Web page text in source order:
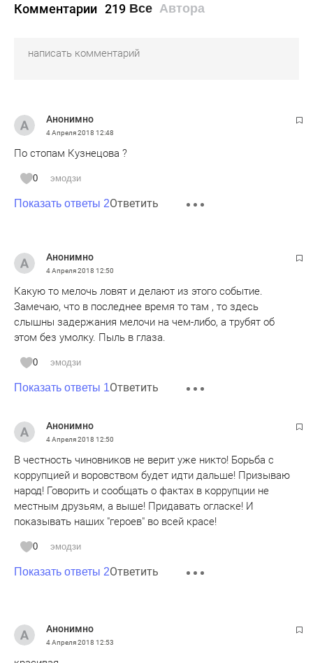
Комментарии 219 Все Автора
Анонимно
4 Апреля 2018 12:48
По стопам Кузнецова ?
0 эмодзи
Показать ответы 2Ответить
Анонимно
4 Апреля 2018 12:50
Какую то мелочь ловят и делают из этого событие.
Замечаю, что в последнее время то там , то здесь
слышны задержания мелочи на чем-либо, а трубят об
этом без умолку. Пыль в глаза.
0 эмодзи
Показать ответы 1Ответить
Анонимно
4 Апреля 2018 12:50
В честность чиновников не верит уже никто! Борьба с
коррупцией и воровством будет идти дальше! Призываю
народ! Говорить и сообщать о фактах в коррупции не
местным друзьям, а выше! Придавать огласке! И
показывать наших "героев" во всей красе!
0 эмодзи
Показать ответы 2Ответить
Анонимно
4 Апреля 2018 12:53